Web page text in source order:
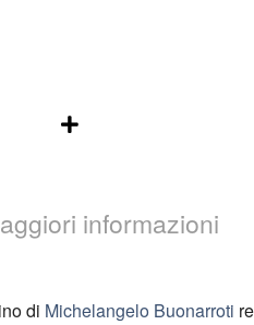
informazioni
di Michelangelo Buonarroti